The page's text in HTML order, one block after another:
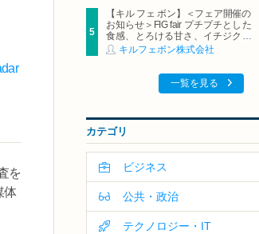
を
体
【キル フェ ボン】＜フェア開催の
お知らせ＞FIG fair プチプチとした
食感、とろける甘さ、イチジクの
魅力をたっぷりと。新作を含め、
イチジク尽くしの全4種が登場8月
キルフェボン株式会社
一覧を見る
カテゴリ
ビジネス
公共・政治
テクノロジー・IT